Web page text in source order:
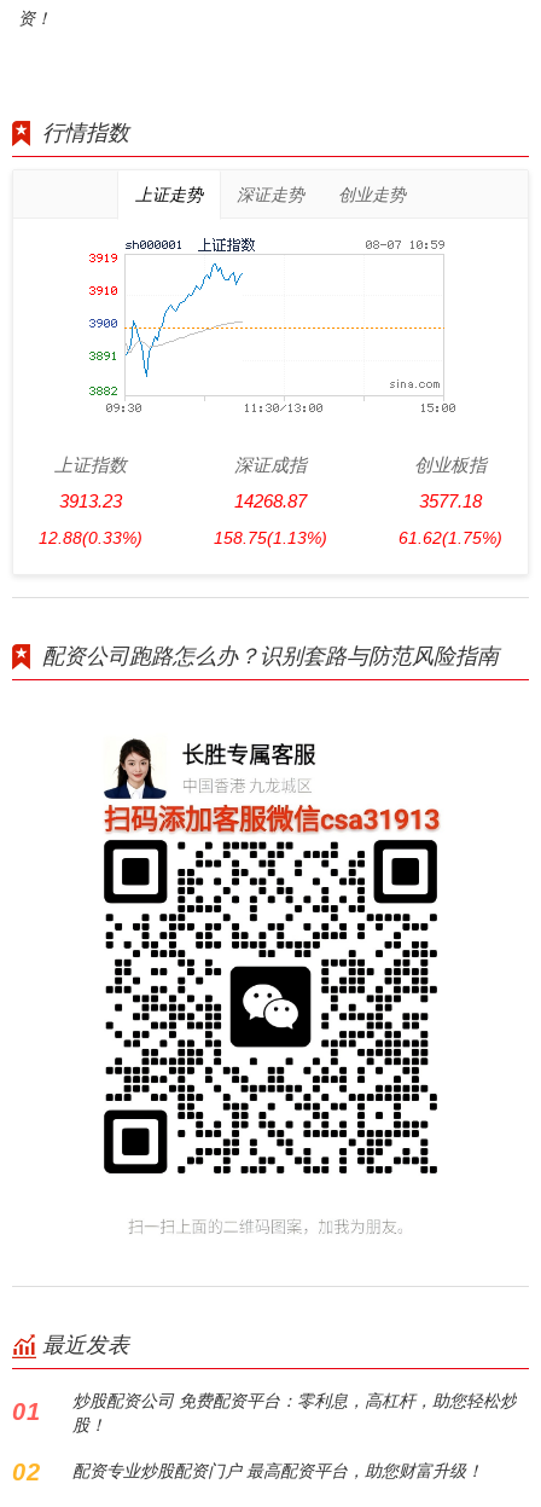
资！
行情指数
上证走势 深证走势 创业走势
上证指数
3913.23
12.88(0.33%)
深证成指
14268.87
158.75(1.13%)
创业板指
3577.18
61.62(1.75%)
配资公司跑路怎么办？识别套路与防范风险指南
最近发表
01
炒股配资公司 免费配资平台：零利息，高杠杆，助您轻松炒
股！
02 配资专业炒股配资门户 最高配资平台，助您财富升级！